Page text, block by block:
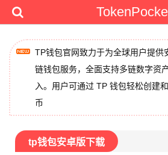
TP钱包官网致力于为全球用户提供
链钱包服务，全面支持多链数字资
入。用户可通过 TP 钱包轻松创建
币
tp钱包安卓版下载